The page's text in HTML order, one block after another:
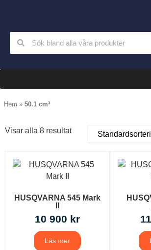
Hem » 50.1 cm³
Visar alla 8 resultat
HUSQVARNA 545 Mark
10 900 kr
Läs mer